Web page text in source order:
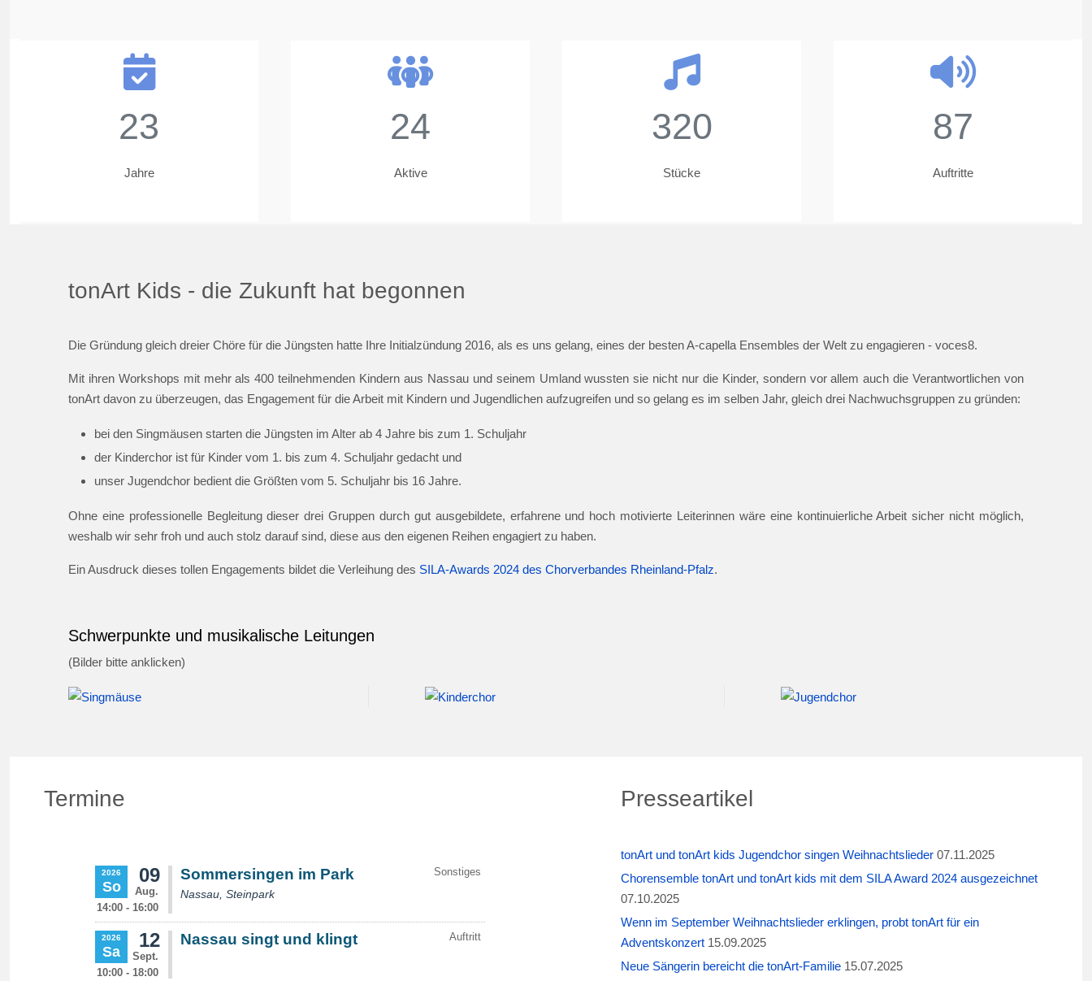
23
Jahre
24
Aktive
320
Stücke
87
Auftritte
tonArt Kids - die Zukunft hat begonnen
Die Gründung gleich dreier Chöre für die Jüngsten hatte Ihre Initialzündung 2016, als es uns gelang, eines der besten A-capella Ensembles der Welt zu engagieren - voces8.
Mit ihren Workshops mit mehr als 400 teilnehmenden Kindern aus Nassau und seinem Umland wussten sie nicht nur die Kinder, sondern vor allem auch die Verantwortlichen von
tonArt davon zu überzeugen, das Engagement für die Arbeit mit Kindern und Jugendlichen aufzugreifen und so gelang es im selben Jahr, gleich drei Nachwuchsgruppen zu gründen:
bei den Singmäusen starten die Jüngsten im Alter ab 4 Jahre bis zum 1. Schuljahr
der Kinderchor ist für Kinder vom 1. bis zum 4. Schuljahr gedacht und
unser Jugendchor bedient die Größten vom 5. Schuljahr bis 16 Jahre.
Ohne eine professionelle Begleitung dieser drei Gruppen durch gut ausgebildete, erfahrene und hoch motivierte Leiterinnen wäre eine kontinuierliche Arbeit sicher nicht möglich,
weshalb wir sehr froh und auch stolz darauf sind, diese aus den eigenen Reihen engagiert zu haben.
Ein Ausdruck dieses tollen Engagements bildet die Verleihung des SILA-Awards 2024 des Chorverbandes Rheinland-Pfalz.
Schwerpunkte und musikalische Leitungen
(Bilder bitte anklicken)
Termine Presseartikel
tonArt und tonArt kids Jugendchor singen Weihnachtslieder 07.11.2025
Chorensemble tonArt und tonArt kids mit dem SILA Award 2024 ausgezeichnet
07.10.2025
Wenn im September Weihnachtslieder erklingen, probt tonArt für ein
Adventskonzert 15.09.2025
Neue Sängerin bereicht die tonArt-Familie 15.07.2025